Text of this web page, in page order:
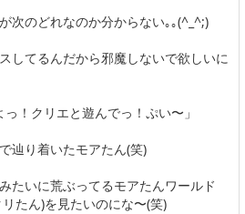
次のどれなのか分からない｡｡(^_^;)
してるんだから邪魔しないで欲しいに
！クリエと遊んでっ！ぷい〜」
辿り着いたモアたん(笑)
たいに荒ぶってるモアたんワールド
たん)を見たいのにな〜(笑)